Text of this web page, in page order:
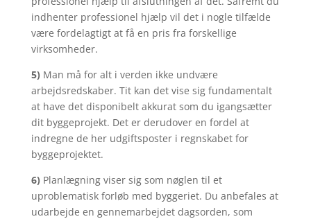
indhenter professionel hjælp vil det i nogle tilfælde
være fordelagtigt at få en pris fra forskellige
virksomheder.
5) Man må for alt i verden ikke undvære
arbejdsredskaber. Tit kan det vise sig fundamentalt
at have det disponibelt akkurat som du igangsætter
dit byggeprojekt. Det er derudover en fordel at
indregne de her udgiftsposter i regnskabet for
byggeprojektet.
6) Planlægning viser sig som nøglen til et
uproblematisk forløb med byggeriet. Du anbefales at
udarbejde en gennemarbejdet dagsorden, som